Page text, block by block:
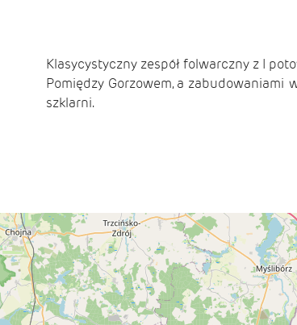
Klasycystyczny zespół folwarczny z I
Pomiędzy Gorzowem, a zabudowaniami
szklarni.